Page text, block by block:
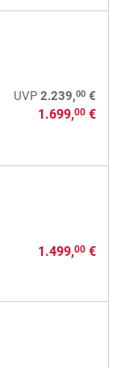
UVP 2.239,00€
1.699,00€
1.499,00€